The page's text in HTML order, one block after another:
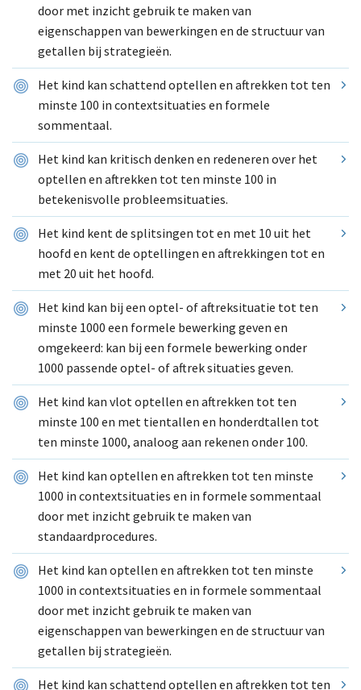
door met inzicht gebruik te maken van
eigenschappen van bewerkingen en de structuur van
getallen bij strategieën.
Het kind kan schattend optellen en aftrekken tot ten
minste 100 in contextsituaties en formele
sommentaal.
Het kind kan kritisch denken en redeneren over het
optellen en aftrekken tot ten minste 100 in
betekenisvolle probleemsituaties.
Het kind kent de splitsingen tot en met 10 uit het
hoofd en kent de optellingen en aftrekkingen tot en
met 20 uit het hoofd.
Het kind kan bij een optel- of aftreksituatie tot ten
minste 1000 een formele bewerking geven en
omgekeerd: kan bij een formele bewerking onder
1000 passende optel- of aftrek situaties geven.
Het kind kan vlot optellen en aftrekken tot ten
minste 100 en met tientallen en honderdtallen tot
ten minste 1000, analoog aan rekenen onder 100.
Het kind kan optellen en aftrekken tot ten minste
1000 in contextsituaties en in formele sommentaal
door met inzicht gebruik te maken van
standaardprocedures.
Het kind kan optellen en aftrekken tot ten minste
1000 in contextsituaties en in formele sommentaal
door met inzicht gebruik te maken van
eigenschappen van bewerkingen en de structuur van
getallen bij strategieën.
Het kind kan schattend optellen en aftrekken tot ten